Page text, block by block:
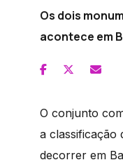
Os dois
acontece em
O conjunto
a classificação
decorrer em